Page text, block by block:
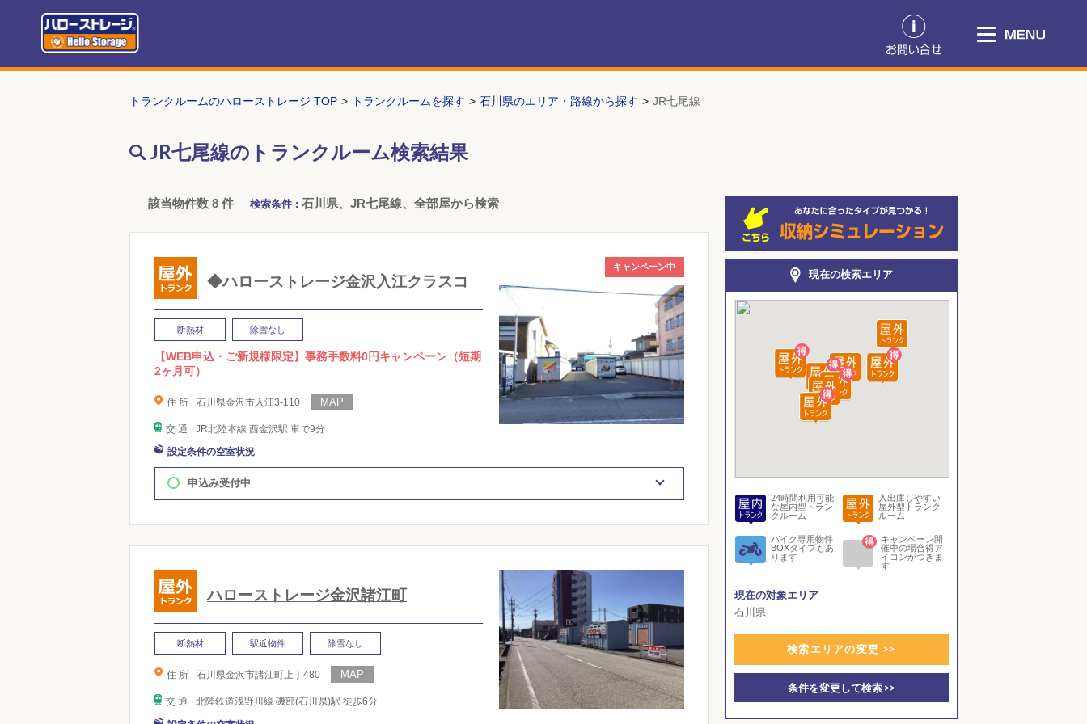
トランクルームのハローストレージ TOP トランクルームを探す 石川県のエリア・路線から探す JR七尾線
JR七尾線のトランクルーム検索結果
該当物件数 8 件 検索条件 :石川県、JR七尾線、全部屋から検索
◆ハローストレージ金沢入江クラスコ
断熱材 除雪なし
【WEB申込・ご新規様限定】事務手数料0円キャンペーン（短期
2ヶ月可）
住 所 石川県金沢市入江3-110
交 通 JR北陸本線 西金沢駅 車で9分
キャンペーン中
設定条件の空室状況
申込み受付中
ハローストレージ金沢諸江町
断熱材 駅近物件 除雪なし
住 所 石川県金沢市諸江町上丁480
交 通 北陸鉄道浅野川線 磯部(石川県)駅 徒歩6分
現在の検索エリア
24時間利用可能
な屋内型トラン
クルーム
入出庫しやすい
屋外型トランク
ルーム
バイク専用物件
BOXタイプもあ
ります
キャンペーン開
催中の場合得ア
イコンがつきま
す
現在の対象エリア
石川県
検索エリアの変更 >>
条件を変更して検索 >>